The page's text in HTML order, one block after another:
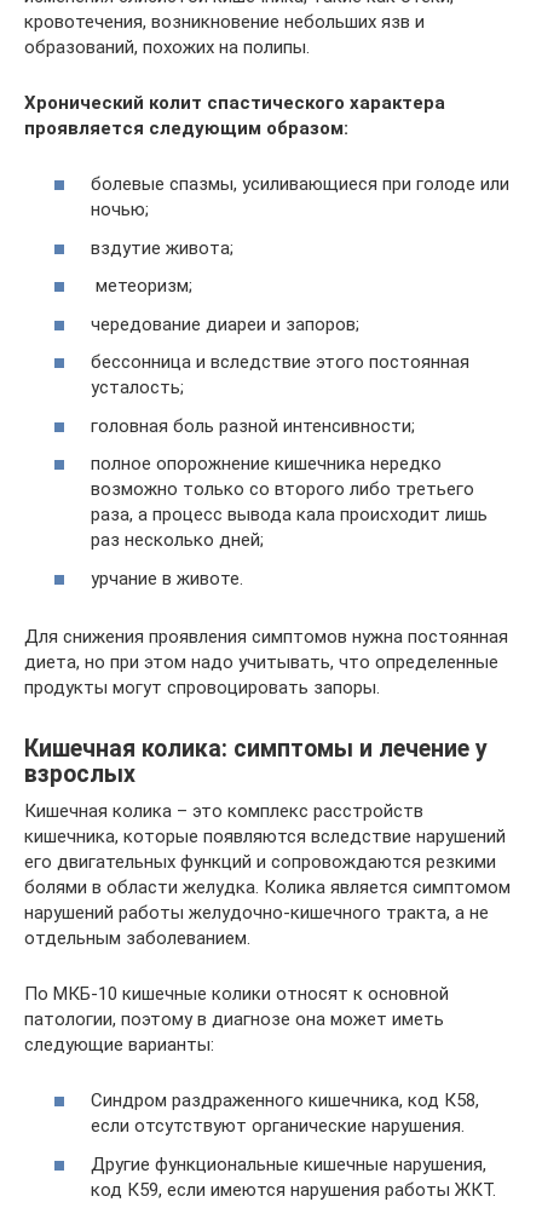
кровотечения, возникновение небольших язв и
образований, похожих на полипы.
Хронический колит спастического характера
проявляется следующим образом:
болевые спазмы, усиливающиеся при голоде или
ночью;
вздутие живота;
метеоризм;
чередование диареи и запоров;
бессонница и вследствие этого постоянная
усталость;
головная боль разной интенсивности;
полное опорожнение кишечника нередко
возможно только со второго либо третьего
раза, а процесс вывода кала происходит лишь
раз несколько дней;
урчание в животе.
Для снижения проявления симптомов нужна постоянная
диета, но при этом надо учитывать, что определенные
продукты могут спровоцировать запоры.
Кишечная колика: симптомы и лечение у
взрослых
Кишечная колика – это комплекс расстройств
кишечника, которые появляются вследствие нарушений
его двигательных функций и сопровождаются резкими
болями в области желудка. Колика является симптомом
нарушений работы желудочно-кишечного тракта, а не
отдельным заболеванием.
По МКБ-10 кишечные колики относят к основной
патологии, поэтому в диагнозе она может иметь
следующие варианты:
Синдром раздраженного кишечника, код К58,
если отсутствуют органические нарушения.
Другие функциональные кишечные нарушения,
код К59, если имеются нарушения работы ЖКТ.